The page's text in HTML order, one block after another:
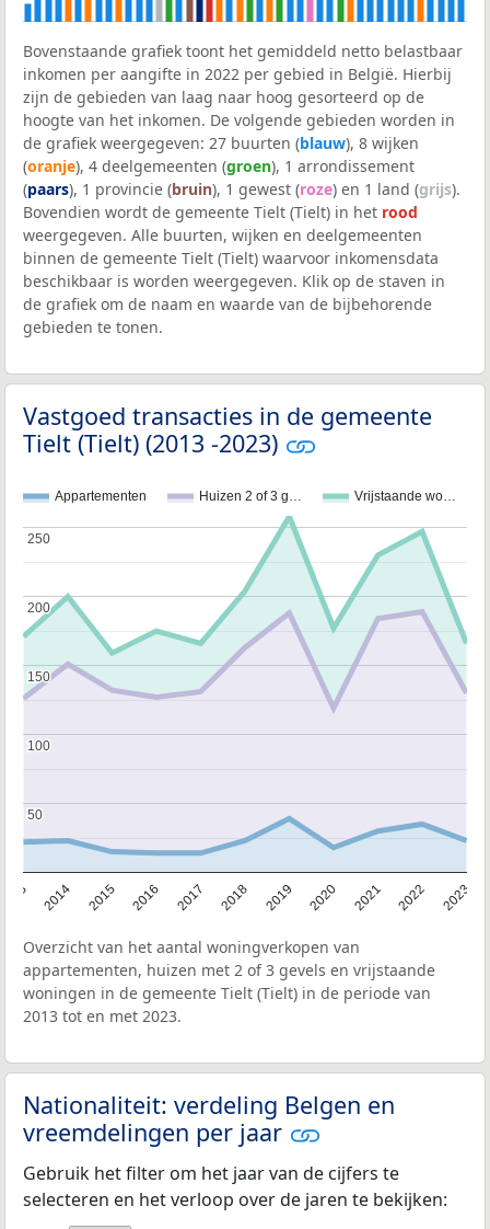
Bovenstaande grafiek toont het gemiddeld netto belastbaar
inkomen per aangifte in 2022 per gebied in België. Hierbij
zijn de gebieden van laag naar hoog gesorteerd op de
hoogte van het inkomen. De volgende gebieden worden in
de grafiek weergegeven: 27 buurten (blauw), 8 wijken
(oranje), 4 deelgemeenten (groen), 1 arrondissement
(paars), 1 provincie (bruin), 1 gewest (roze) en 1 land (grijs).
Bovendien wordt de gemeente Tielt (Tielt) in het rood
weergegeven. Alle buurten, wijken en deelgemeenten
binnen de gemeente Tielt (Tielt) waarvoor inkomensdata
beschikbaar is worden weergegeven. Klik op de staven in
de grafiek om de naam en waarde van de bijbehorende
gebieden te tonen.
Vastgoed transacties in de gemeente
Tielt (Tielt) (2013 -2023)
Appartementen Huizen 2 of 3 g… Vrijstaande wo…
2014 2015 2016 2017 2018 2019 2020 2021 2022 2023
50
50
100
100
150
150
200
200
250
250
Overzicht van het aantal woningverkopen van
appartementen, huizen met 2 of 3 gevels en vrijstaande
woningen in de gemeente Tielt (Tielt) in de periode van
2013 tot en met 2023.
Nationaliteit: verdeling Belgen en
vreemdelingen per jaar
Gebruik het filter om het jaar van de cijfers te
selecteren en het verloop over de jaren te bekijken: